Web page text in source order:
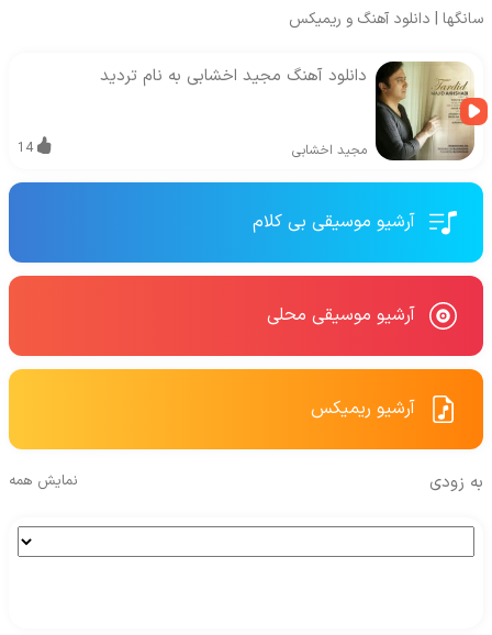
سانگها | دانلود آهنگ و ریمیکس
دانلود آهنگ مجید اخشابی به نام تردید
مجید اخشابی 14
آرشیو موسیقی بی کلام
آرشیو موسیقی محلی
آرشیو ریمیکس
به زودی نمایش همه